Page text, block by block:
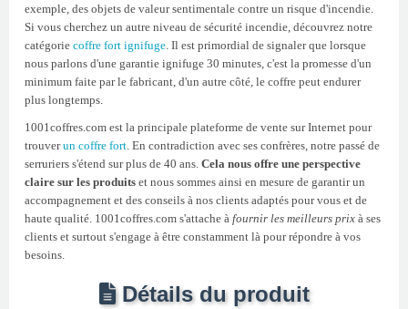
exemple, des objets de valeur sentimentale contre un risque d'incendie.
Si vous cherchez un autre niveau de sécurité incendie, découvrez notre
catégorie coffre fort ignifuge. Il est primordial de signaler que lorsque
nous parlons d'une garantie ignifuge 30 minutes, c'est la promesse d'un
minimum faite par le fabricant, d'un autre côté, le coffre peut endurer
plus longtemps.
1001coffres.com est la principale plateforme de vente sur Internet pour
trouverun coffre fort. En contradiction avec ses confrères, notre passé de
serruriers s'étend sur plus de 40 ans. Cela nous offre une perspective
claire sur les produits et nous sommes ainsi en mesure de garantir un
accompagnement et des conseils à nos clients adaptés pour vous et de
haute qualité. 1001coffres.com s'attache à fournir les meilleurs prix à ses
clients et surtout s'engage à être constamment là pour répondre à vos
besoins.
Détails du produit